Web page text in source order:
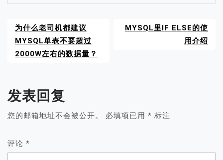
为什么老司机都建议
MYSQL单表不要超过
2000W左右的数据量？
MYSQL里IF ELSE的使
用介绍
发表回复
您的邮箱地址不会被公开。 必填项已用 * 标注
评论 *